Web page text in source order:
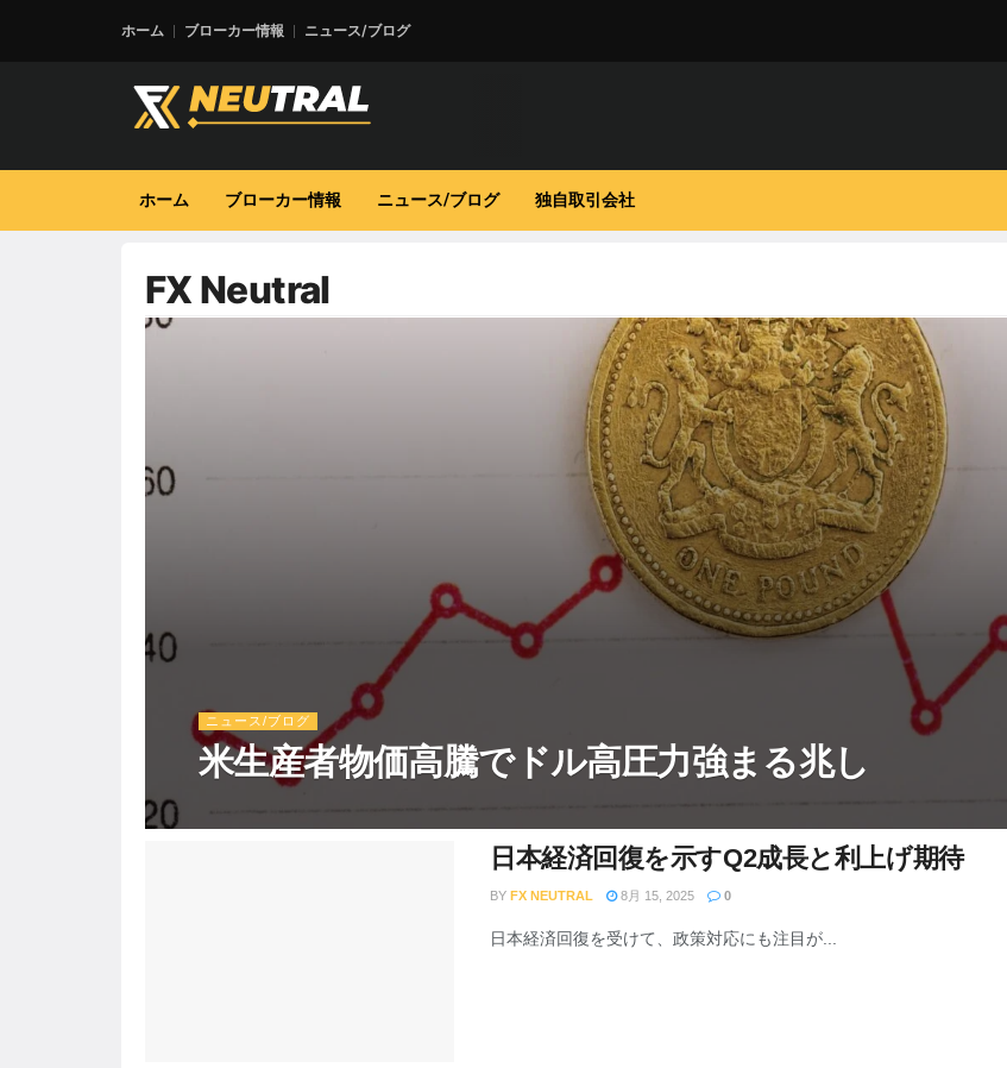
ホーム ブローカー情報 ニュース/ブログ
ホーム ブローカー情報 ニュース/ブログ 独自取引会社
FX Neutral
ニュース/ブログ
米生産者物価高騰でドル高圧力強まる兆し
日本経済回復を示すQ2成長と利上げ期待
BY FX NEUTRAL 8月 15, 2025 0
日本経済回復を受けて、政策対応にも注目が...